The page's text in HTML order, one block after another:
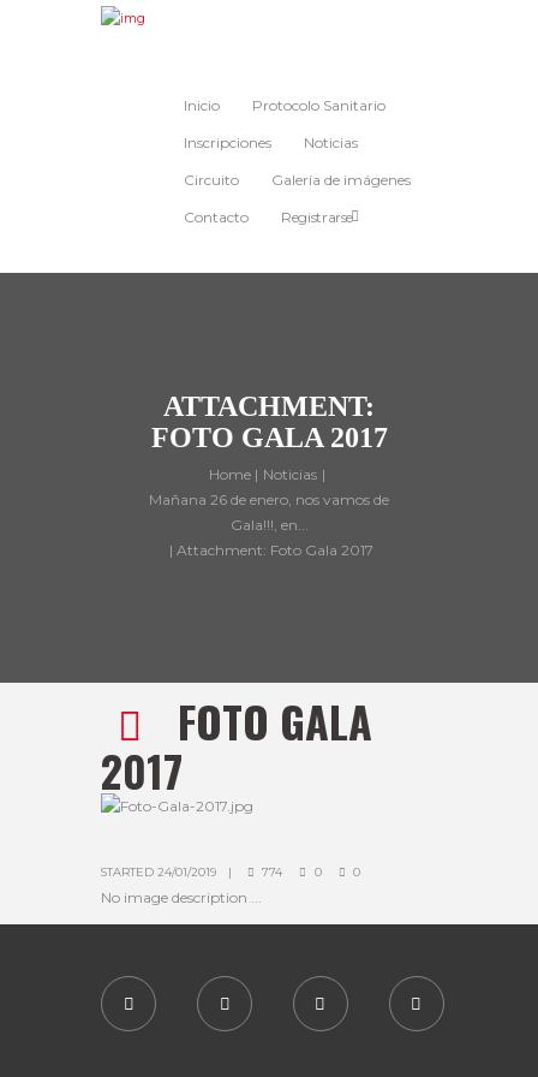
Inicio Protocolo Sanitario
Inscripciones Noticias
Circuito Galería de imágenes
Contacto Registrarse
ATTACHMENT:
FOTO GALA 2017
Home
Noticias
Mañana 26 de enero, nos vamos de
Gala!!!, en...
Attachment: Foto Gala 2017
FOTO GALA
2017
STARTED 24/01/2019 774 0 0
No image description ...